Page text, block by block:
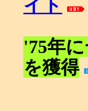
イト
'75年
を獲得